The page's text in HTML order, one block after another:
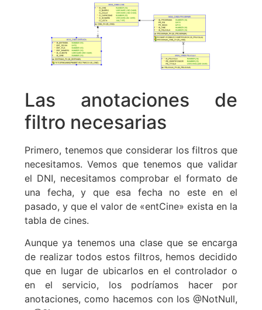
Las anotaciones de
filtro necesarias
Primero, tenemos que considerar los filtros que
necesitamos. Vemos que tenemos que validar
el DNI, necesitamos comprobar el formato de
una fecha, y que esa fecha no este en el
pasado, y que el valor de «entCine» exista en la
tabla de cines.
Aunque ya tenemos una clase que se encarga
de realizar todos estos filtros, hemos decidido
que en lugar de ubicarlos en el controlador o
en el servicio, los podríamos hacer por
anotaciones, como hacemos con los @NotNull,